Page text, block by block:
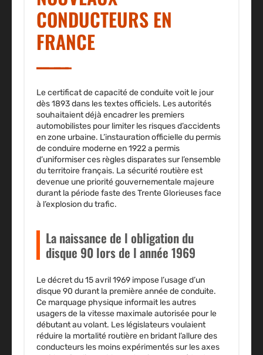
CONDUCTEURS EN
FRANCE
Le certificat de capacité de conduite voit le jour
dès 1893 dans les textes officiels. Les autorités
souhaitaient déjà encadrer les premiers
automobilistes pour limiter les risques d’accidents
en zone urbaine. L’instauration officielle du permis
de conduire moderne en 1922 a permis
d’uniformiser ces règles disparates sur l’ensemble
du territoire français. La sécurité routière est
devenue une priorité gouvernementale majeure
durant la période faste des Trente Glorieuses face
à l’explosion du trafic.
La naissance de l obligation du
disque 90 lors de l année 1969
Le décret du 15 avril 1969 impose l’usage d’un
disque 90 durant la première année de conduite.
Ce marquage physique informait les autres
usagers de la vitesse maximale autorisée pour le
débutant au volant. Les législateurs voulaient
réduire la mortalité routière en bridant l’allure des
conducteurs les moins expérimentés sur les axes